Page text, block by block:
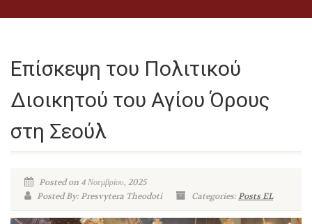
Επίσκεψη του Πολιτικού
Διοικητού του Αγίου Όρους
στη Σεούλ
Posted on 4 Νοεμβρίου, 2025
Posted By: Presvytera Theodoti
Categories:Posts EL